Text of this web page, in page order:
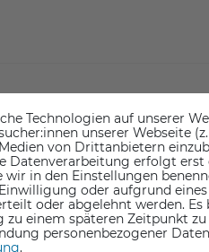
Technologien auf unserer
unserer Webseite
von Drittanbietern
Datenverarbeitung erfolgt
in den Einstellungen
oder aufgrund
oder abgelehnt werden. Es
einem späteren Zeitpunkt
personenbezogener
.